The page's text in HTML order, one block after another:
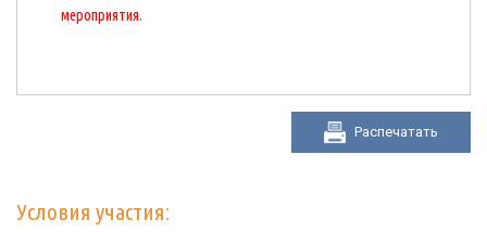
мероприятия.
Распечатать
Условия участия: